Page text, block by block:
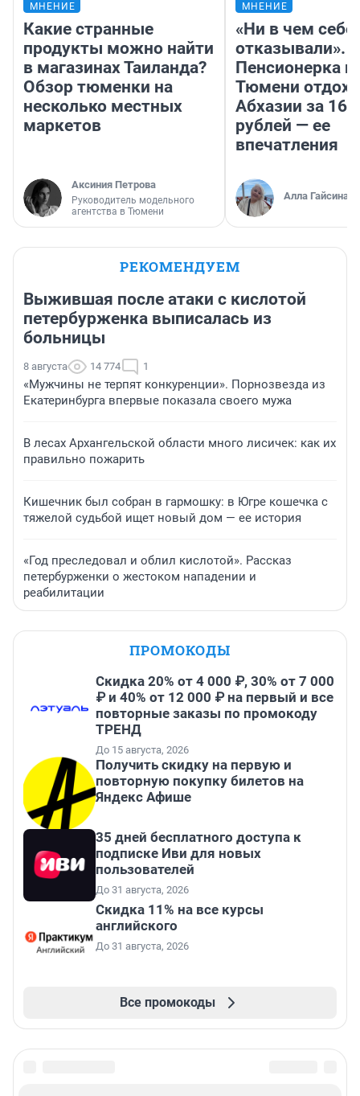
МНЕНИЕ
Какие странные
продукты можно найти
в магазинах Таиланда?
Обзор тюменки на
несколько местных
маркетов
Аксиния Петрова
Руководитель модельного
агентства в Тюмени
МНЕНИЕ
«Ни в чем себе
отказывали».
Пенсионерка
Тюмени
Абхазии за
рублей — ее
впечатления
Алла Гайсина
РЕКОМЕНДУЕМ
Выжившая после атаки с кислотой
петербурженка выписалась из
больницы
8 августа 14 774 1
«Мужчины не терпят конкуренции». Порнозвезда из
Екатеринбурга впервые показала своего мужа
В лесах Архангельской области много лисичек: как их
правильно пожарить
Кишечник был собран в гармошку: в Югре кошечка с
тяжелой судьбой ищет новый дом — ее история
«Год преследовал и облил кислотой». Рассказ
петербурженки о жестоком нападении и
реабилитации
ПРОМОКОДЫ
Скидка 20% от 4 000 ₽, 30% от 7 000
₽ и 40% от 12 000 ₽ на первый и все
повторные заказы по промокоду
ТРЕНД
До 15 августа, 2026
Получить скидку на первую и
повторную покупку билетов на
Яндекс Афише
35 дней бесплатного доступа к
подписке Иви для новых
пользователей
До 31 августа, 2026
Скидка 11% на все курсы
английского
До 31 августа, 2026
Все промокоды